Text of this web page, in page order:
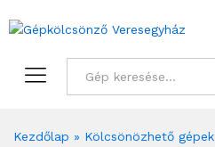
Kezdőlap » Kölcsönözhető gépek